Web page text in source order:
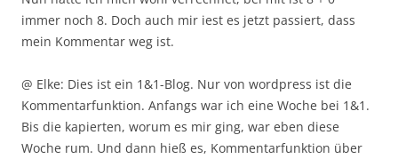
immer noch 8. Doch auch mir iest es jetzt passiert, dass
mein Kommentar weg ist.
@ Elke: Dies ist ein 1&1-Blog. Nur von wordpress ist die
Kommentarfunktion. Anfangs war ich eine Woche bei 1&1.
Bis die kapierten, worum es mir ging, war eben diese
Woche rum. Und dann hieß es, Kommentarfunktion über